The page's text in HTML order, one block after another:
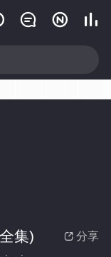
  
 分享
集)